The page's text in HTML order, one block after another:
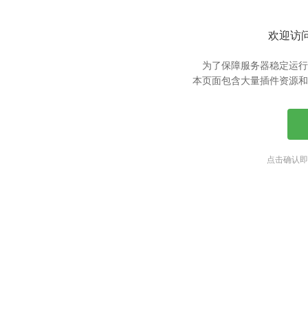
欢迎访
为了保障服务器稳定运
本页面包含大量插件资源
点击确认